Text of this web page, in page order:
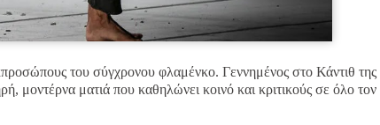
του σύγχρονου φλαμένκο. Γεννημένος στο Κάντιθ της
μοντέρνα ματιά που καθηλώνει κοινό και κριτικούς σε όλο τον